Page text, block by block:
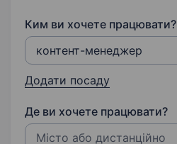
Ким ви хочете працювати?
Додати посаду
Де ви хочете працювати?